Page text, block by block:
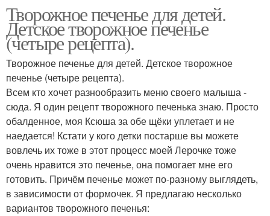
Творожное печенье для детей.
Детское творожное печенье
(четыре рецепта).
Творожное печенье для детей. Детское творожное
печенье (четыре рецепта).
Всем кто хочет разнообразить меню своего малыша -
сюда. Я один рецепт творожного печенька знаю. Просто
обалденное, моя Ксюша за обе щёки уплетает и не
наедается! Кстати у кого детки постарше вы можете
вовлечь их тоже в этот процесс моей Лерочке тоже
очень нравится это печенье, она помогает мне его
готовить. Причём печенье может по-разному выглядеть,
в зависимости от формочек. Я предлагаю несколько
вариантов творожного печенья: